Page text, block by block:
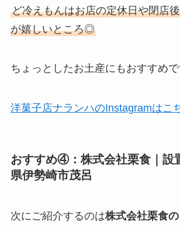
ど冷えもんはお店の定休日や閉店
が嬉しいところ◎
ちょっとしたお土産にもおすすめで
洋菓子店ナランハのInstagramはこ
おすすめ④：株式会社栗食｜設
県伊勢崎市茂呂
次にご紹介するのは株式会社栗食の